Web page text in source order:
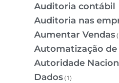
Auditoria contábil
Auditoria nas
Aumentar Vendas
Automatização de
Autoridade
Dados(1)